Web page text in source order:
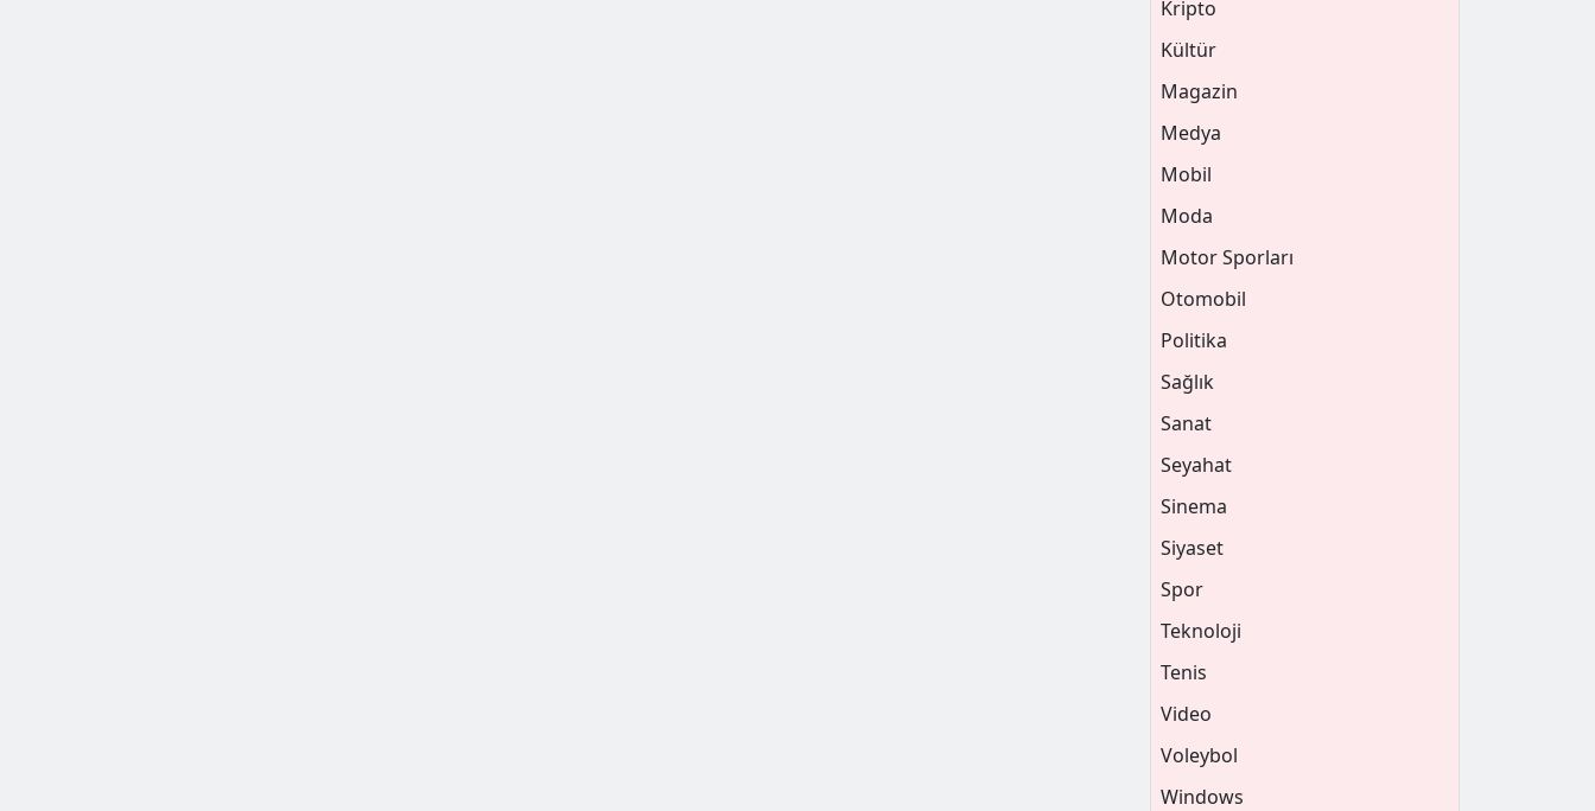
Kripto
Kültür
Magazin
Medya
Mobil
Moda
Motor Sporları
Otomobil
Politika
Sağlık
Sanat
Seyahat
Sinema
Siyaset
Spor
Teknoloji
Tenis
Video
Voleybol
Windows